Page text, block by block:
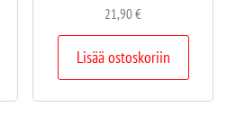
21,90€
Lisää ostoskoriin